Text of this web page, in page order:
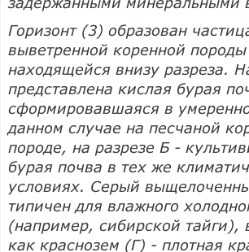
Горизонт (3) образован
выветренной коренной
находящейся внизу разреза.
представлена кислая бурая
сформировавшаяся в
данном случае на песчаной
породе, на разрезе Б -
бурая почва в тех же
условиях. Серый
типичен для влажного
(например, сибирской тайги),
как краснозем (Г) - плотная